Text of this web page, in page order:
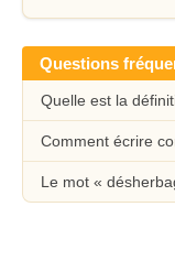
Questions
Quelle est la
Comment écrire
Le mot «